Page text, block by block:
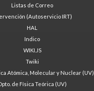
Listas de Correo
(Autoservicio IRT)
HAL
Indico
WIKI.JS
Twiki
Atómica, Molecular y Nuclear (UV)
de Física Teórica (UV)